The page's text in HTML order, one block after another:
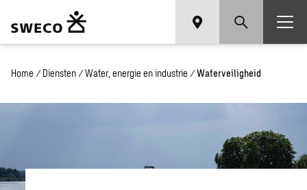
Home / Diensten / Water, energie en industrie / Waterveiligheid